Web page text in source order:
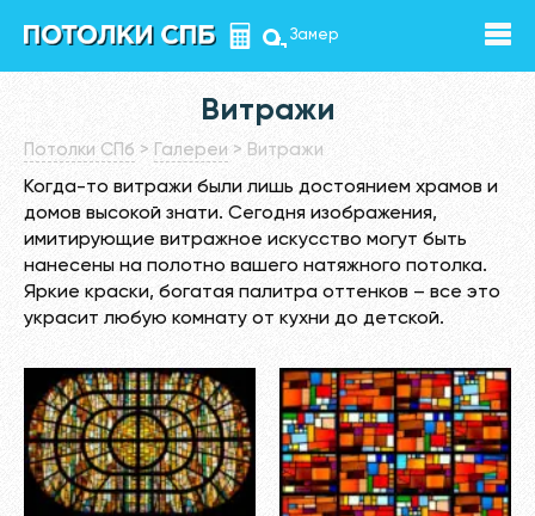
Замер
Витражи
Потолки СПб > Галереи > Витражи
Когда-то витражи были лишь достоянием храмов и
домов высокой знати. Сегодня изображения,
имитирующие витражное искусство могут быть
нанесены на полотно вашего натяжного потолка.
Яркие краски, богатая палитра оттенков – все это
украсит любую комнату от кухни до детской.